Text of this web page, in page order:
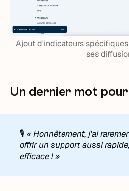
Ajout d'indicateurs
ses
Un dernier mot
🎙️ « Honnêtement, j'ai
offrir un support aussi
efficace ! »